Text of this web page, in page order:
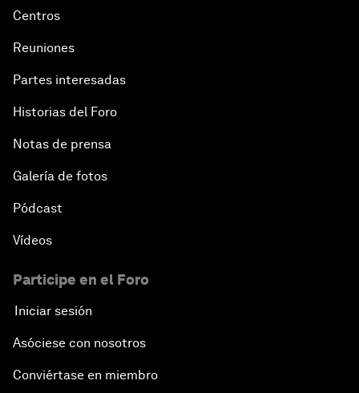
Centros
Reuniones
Partes interesadas
Historias del Foro
Notas de prensa
Galería de fotos
Pódcast
Vídeos
Participe en el Foro
Iniciar sesión
Asóciese con nosotros
Conviértase en miembro